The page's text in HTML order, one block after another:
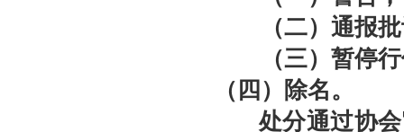
（二）通报批
（三）暂停行
（四）除名。
处分通过协